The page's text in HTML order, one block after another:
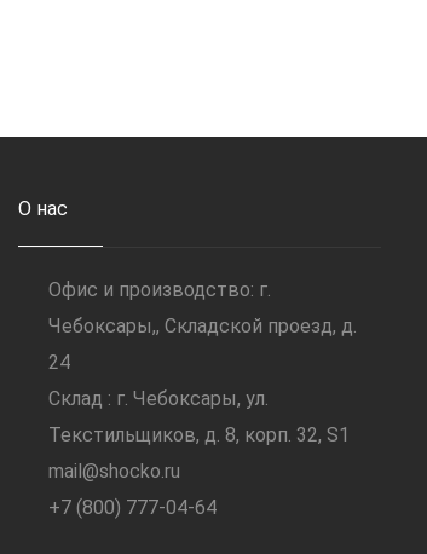
О нас
Офис и производство: г.
Чебоксары,, Складской проезд, д.
24
Склад : г. Чебоксары, ул.
Текстильщиков, д. 8, корп. 32, S1
mail@shocko.ru
+7 (800) 777-04-64